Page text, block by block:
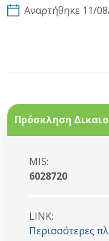
Αναρτήθηκε 11/
Πρόσκληση
MIS:
6028720
LINK:
Περισσότερες